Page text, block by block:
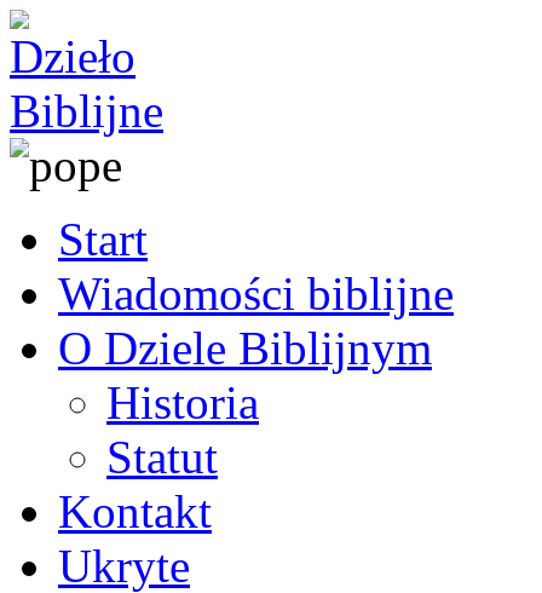
Start
Wiadomości biblijne
O Dziele Biblijnym
Historia
Statut
Kontakt
Ukryte